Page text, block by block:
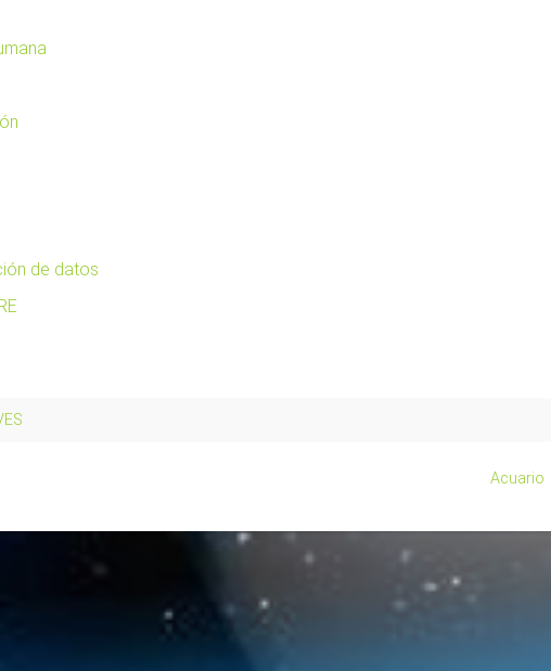
de datos
Acuario